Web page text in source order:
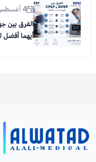
4 أغسطس 2026
أيهما أفضل